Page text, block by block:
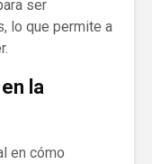
ser
lo que permite a
la
en cómo